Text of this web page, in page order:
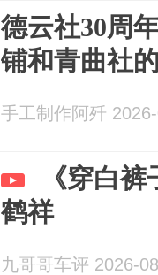
德云社30周
铺和青曲社
手工制作阿歼
《穿白
鹤祥
九哥哥车评 2026-